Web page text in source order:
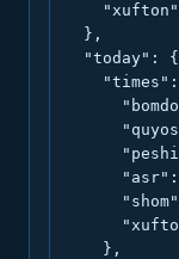
  },
  "today": {
"times":
    },